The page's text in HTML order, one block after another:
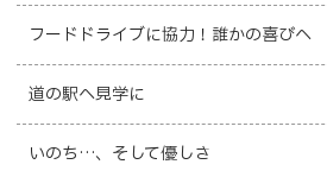
フードドライブに協力！誰かの喜びへ
道の駅へ見学に
いのち…、そして優しさ